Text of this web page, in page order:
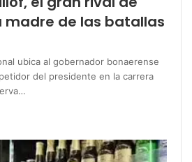
madre de las batallas
ubica al gobernador bonaerense
del presidente en la carrera